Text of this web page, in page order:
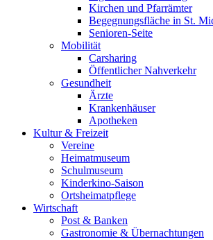
Kirchen und Pfarrämter
Begegnungsfläche in St.
Senioren-Seite
Mobilität
Carsharing
Öffentlicher Nahverkehr
Gesundheit
Ärzte
Krankenhäuser
Apotheken
Kultur & Freizeit
Vereine
Heimatmuseum
Schulmuseum
Kinderkino-Saison
Ortsheimatpflege
Wirtschaft
Post & Banken
Gastronomie & Übernachtungen